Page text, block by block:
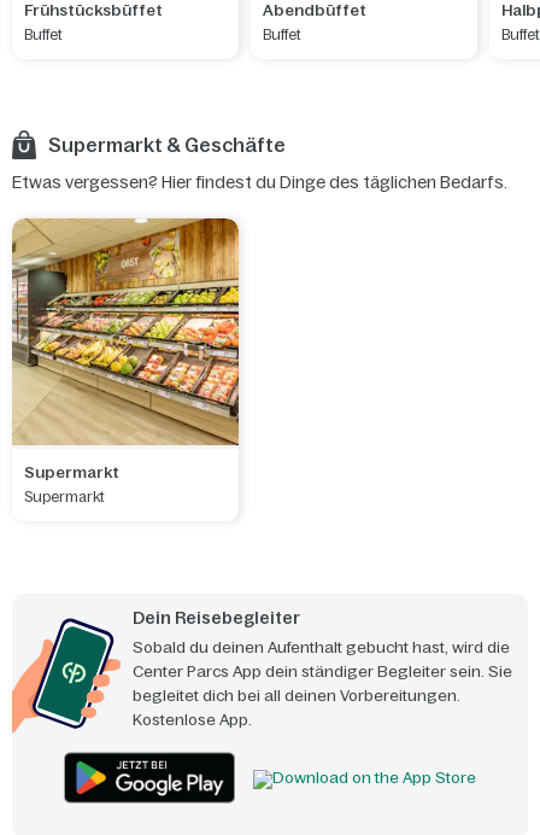
Frühstücksbüffet
Buffet
Abendbüffet
Buffet Buffet
Supermarkt & Geschäfte
Etwas vergessen? Hier findest du Dinge des täglichen Bedarfs.
Supermarkt
Supermarkt
Dein Reisebegleiter
Sobald du deinen Aufenthalt gebucht hast, wird die
Center Parcs App dein ständiger Begleiter sein. Sie
begleitet dich bei all deinen Vorbereitungen.
Kostenlose App.